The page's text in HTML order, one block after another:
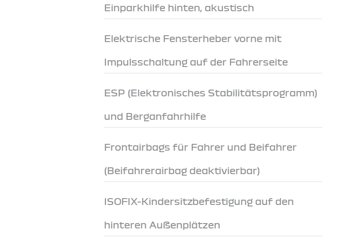
Einparkhilfe hinten, akustisch
Elektrische Fensterheber vorne mit
Impulsschaltung auf der Fahrerseite
ESP (Elektronisches Stabilitätsprogramm)
und Berganfahrhilfe
Frontairbags für Fahrer und Beifahrer
(Beifahrerairbag deaktivierbar)
ISOFIX-Kindersitzbefestigung auf den
hinteren Außenplätzen